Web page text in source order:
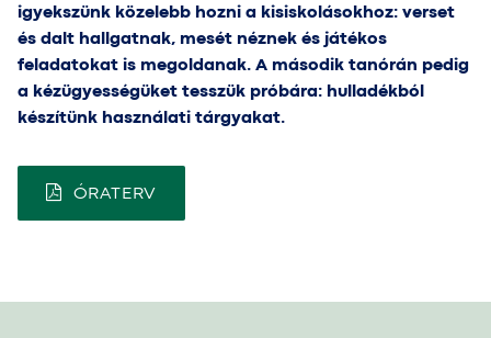
igyekszünk közelebb hozni a kisiskolásokhoz: verset
és dalt hallgatnak, mesét néznek és játékos
feladatokat is megoldanak. A második tanórán pedig
a kézügyességüket tesszük próbára: hulladékból
készítünk használati tárgyakat.
ÓRATERV